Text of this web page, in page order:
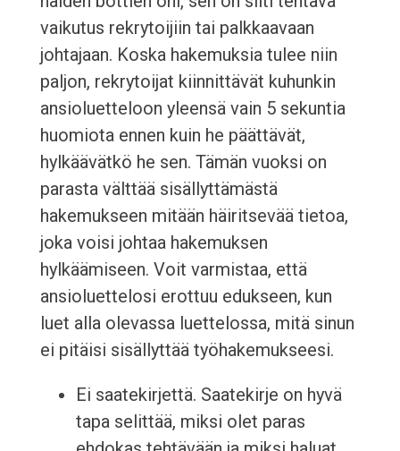
vaikutus rekrytoijiin tai palkkaavaan
johtajaan. Koska hakemuksia tulee niin
paljon, rekrytoijat kiinnittävät kuhunkin
ansioluetteloon yleensä vain 5 sekuntia
huomiota ennen kuin he päättävät,
hylkäävätkö he sen. Tämän vuoksi on
parasta välttää sisällyttämästä
hakemukseen mitään häiritsevää tietoa,
joka voisi johtaa hakemuksen
hylkäämiseen. Voit varmistaa, että
ansioluettelosi erottuu edukseen, kun
luet alla olevassa luettelossa, mitä sinun
ei pitäisi sisällyttää työhakemukseesi.
Ei saatekirjettä. Saatekirje on hyvä
tapa selittää, miksi olet paras